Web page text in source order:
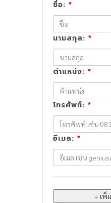
ชื่อ: *
นามสกุล: *
ตำแหน่ง: *
โทรศัพท์: *
อีเมล: *